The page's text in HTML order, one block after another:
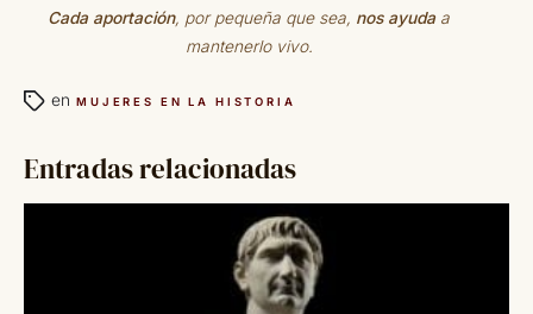
Cada aportación, por pequeña que sea, nos ayudaa
mantenerlo vivo.
en MUJERES EN LA HISTORIA
Entradas relacionadas